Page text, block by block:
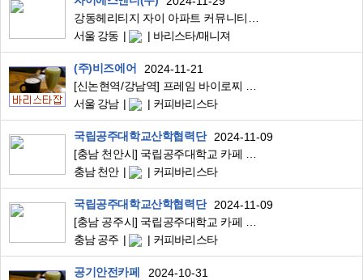
서울 강동
바리스타/매니져
(주)비즈에어
2024-11-21
서울 강남
커피바리스타
국립공주대학교산학협력단
2024-11-09
충남 천안
커피바리스타
국립공주대학교산학협력단
2024-11-09
충남 공주
커피바리스타
공기안전카페
2024-10-31